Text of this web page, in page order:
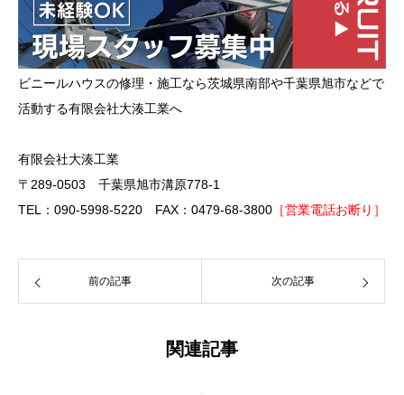
ビニールハウスの修理・施工なら茨城県南部や千葉県旭市などで
活動する有限会社大湊工業へ
有限会社大湊工業
〒289-0503 千葉県旭市溝原778-1
TEL：090-5998-5220 FAX：0479-68-3800 ［営業電話お断り］
前の記事 次の記事
関連記事